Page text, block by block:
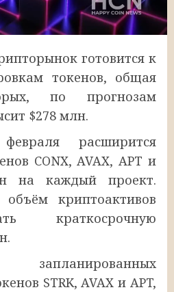
готовится к
токенов, общая
по прогнозам
$278 млн.
расширится
CONX, AVAX, APT и
на каждый проект.
криптоактивов
краткосрочную
STRK, AVAX и APT,